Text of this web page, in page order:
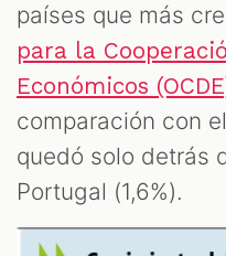
países que más
para la
Económicos
comparación con
quedó solo detrás
Portugal (1,6%).